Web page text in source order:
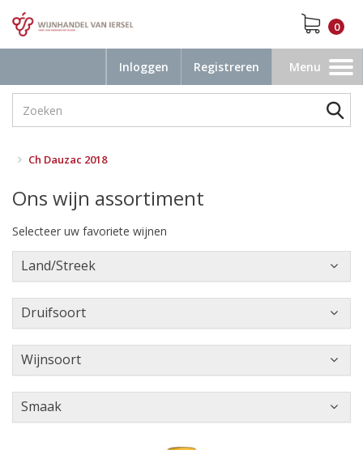
0
Inloggen Registreren
Toggle
navigation
Menu
Ch Dauzac 2018
Ons wijn assortiment
Selecteer uw favoriete wijnen
Land/Streek
Druifsoort
Wijnsoort
Smaak